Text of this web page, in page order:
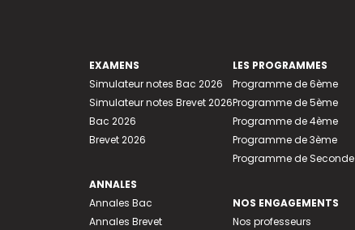
EXAMENS
Simulateur notes Bac 2026
Simulateur notes Brevet 2026
Bac 2026
Brevet 2026
ANNALES
Annales Bac
Annales Brevet
LES PROGRAMMES
Programme de 6ème
Programme de 5ème
Programme de 4ème
Programme de 3ème
Programme de Seconde
NOS ENGAGEMENTS
Nos professeurs